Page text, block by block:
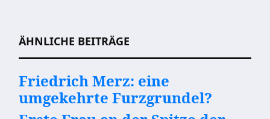
ÄHNLICHE BEITRÄGE
Friedrich Merz: eine
umgekehrte Furzgrundel?